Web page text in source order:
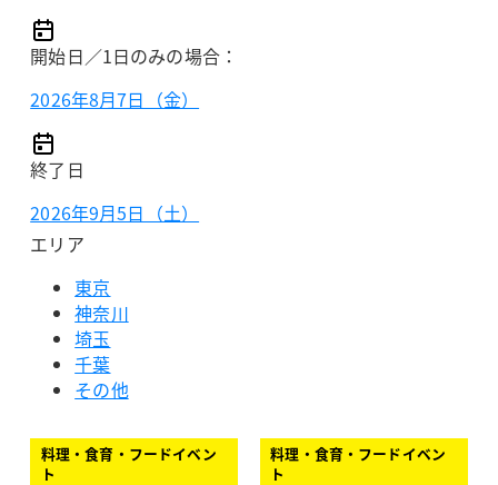
開始日／1日のみの場合：
2026年8月7日（金）
終了日
2026年9月5日（土）
エリア
東京
神奈川
埼玉
千葉
その他
料理・食育・フードイベン
ト
料理・食育・フードイベン
ト